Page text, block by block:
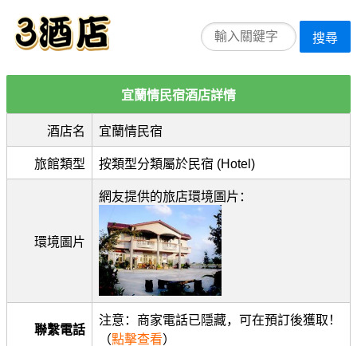
搜尋
宜蘭情民宿酒店詳情
酒店名 宜蘭情民宿
旅館類型 按類型分類屬於民宿 (Hotel)
環境圖片
網友提供的旅店環境圖片：
聯繫電話
注意：商家電話已隱藏，可在預訂後獲取！
（點擊查看）